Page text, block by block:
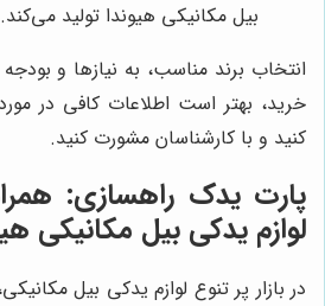
بیل مکانیکی هیوندا تولید می‌کند.
انتخاب برند مناسب، به نیازها و
خرید، بهتر است اطلاعات کافی در
کنید و با کارشناسان مشورت کنید.
پارت یدک راهسازی:
لوازم یدکی بیل مکانیکی
در بازار پر تنوع لوازم یدکی بیل